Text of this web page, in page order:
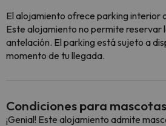
El alojamiento ofrece parking interior
Este alojamiento no permite reservar
antelación. El parking está sujeto a
momento de tu llegada.
Condiciones para mascotas
¡Genial! Este alojamiento admite